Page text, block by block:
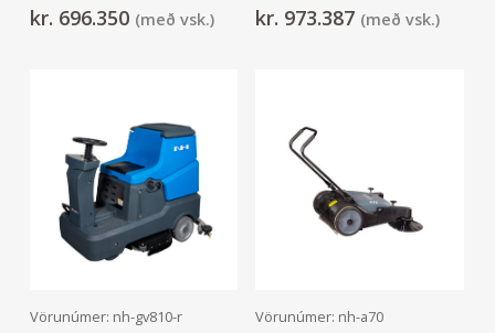
kr. 696.350 (með vsk.) kr. 973.387 (með vsk.)
Frekari Upplýsingar
Vörunúmer: nh-gv810-r Setja Í Körfu
Vörunúmer: nh-a70